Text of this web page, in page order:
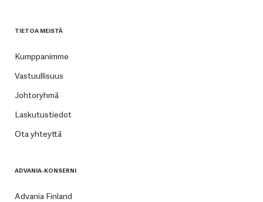
TIETOA MEISTÄ
Kumppanimme
Vastuullisuus
Johtoryhmä
Laskutustiedot
Ota yhteyttä
ADVANIA-KONSERNI
Advania Finland